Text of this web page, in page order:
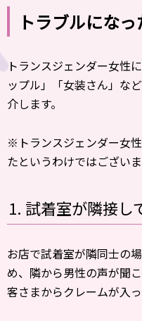
トラブルにな
トランスジェンダー女性
ップル」「女装さん」な
介します。
※トランスジェンダー女
たというわけではございま
1. 試着室が隣接し
お店で試着室が隣同士の
め、隣から男性の声が聞
客さまからクレームが入っ